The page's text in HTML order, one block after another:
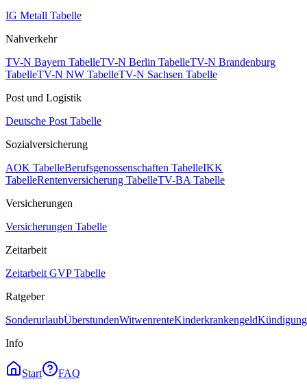
IG Metall Tabelle
Nahverkehr
TV-N Bayern TabelleTV-N Berlin TabelleTV-N Brandenburg
TabelleTV-N NW TabelleTV-N Sachsen Tabelle
Post und Logistik
Deutsche Post Tabelle
Sozialversicherung
AOK TabelleBerufsgenossenschaften TabelleIKK
TabelleRentenversicherung TabelleTV-BA Tabelle
Versicherungen
Versicherungen Tabelle
Zeitarbeit
Zeitarbeit GVP Tabelle
Ratgeber
SonderurlaubÜberstundenWitwenrenteKinderkrankengeld
Info
Start
FAQ